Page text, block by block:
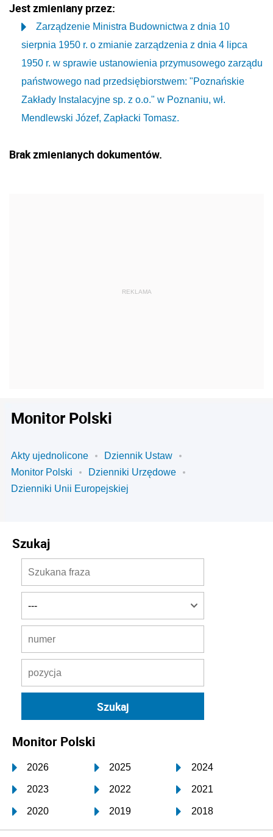
Jest zmieniany przez:
Zarządzenie Ministra Budownictwa z dnia 10
sierpnia 1950 r. o zmianie zarządzenia z dnia 4 lipca
1950 r. w sprawie ustanowienia przymusowego zarządu
państwowego nad przedsiębiorstwem: "Poznańskie
Zakłady Instalacyjne sp. z o.o." w Poznaniu, wł.
Mendlewski Józef, Zapłacki Tomasz.
Brak zmienianych dokumentów.
Monitor Polski
Akty ujednolicone
Dziennik Ustaw
Monitor Polski
Dzienniki Urzędowe
Dzienniki Unii Europejskiej
Szukaj
Monitor Polski
2026 2025 2024
2023 2022 2021
2020 2019 2018
2017 2016 2015